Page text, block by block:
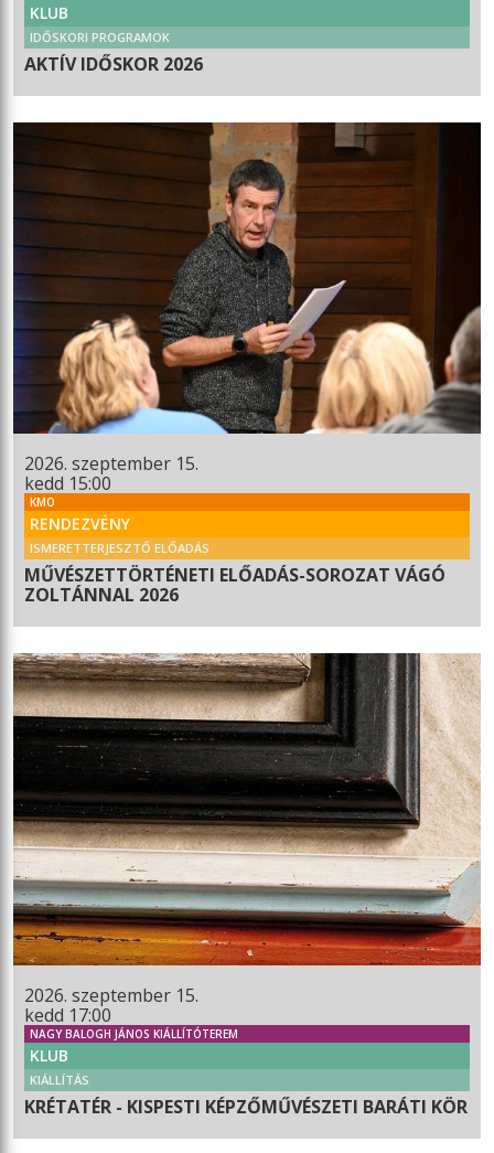
KLUB
IDŐSKORI PROGRAMOK
AKTÍV IDŐSKOR 2026
2026. szeptember 15.
kedd 15:00
KMO
RENDEZVÉNY
ISMERETTERJESZTŐ ELŐADÁS
MŰVÉSZETTÖRTÉNETI ELŐADÁS-SOROZAT VÁGÓ
ZOLTÁNNAL 2026
2026. szeptember 15.
kedd 17:00
NAGY BALOGH JÁNOS KIÁLLÍTÓTEREM
KLUB
KIÁLLÍTÁS
KRÉTATÉR - KISPESTI KÉPZŐMŰVÉSZETI BARÁTI KÖR